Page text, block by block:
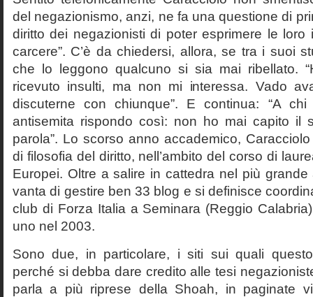
del negazionismo, anzi, ne fa una questione di
diritto dei negazionisti di poter esprimere le loro
carcere”. C’è da chiedersi, allora, se tra i suoi
che lo leggono qualcuno si sia mai ribellato.
ricevuto insulti, ma non mi interessa. Vado
discuterne con chiunque”. E continua: “A
antisemita rispondo così: non ho mai capito il
parola”. Lo scorso anno accademico,
di filosofia del diritto, nell’ambito del corso di
Europei. Oltre a salire in cattedra nel più grande
vanta di gestire ben 33 blog e si definisce
club di Forza Italia a Seminara (Reggio
uno nel 2003.
Sono due, in particolare, i siti sui quali
perché si debba dare credito alle tesi
parla a più riprese della Shoah, in paginate